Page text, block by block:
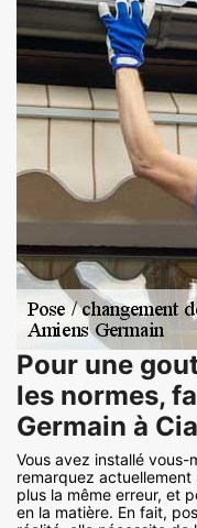
Pour une
les normes,
Germain à
Vous avez installé
remarquez
plus la même erreur, et
en la matière. En fait,